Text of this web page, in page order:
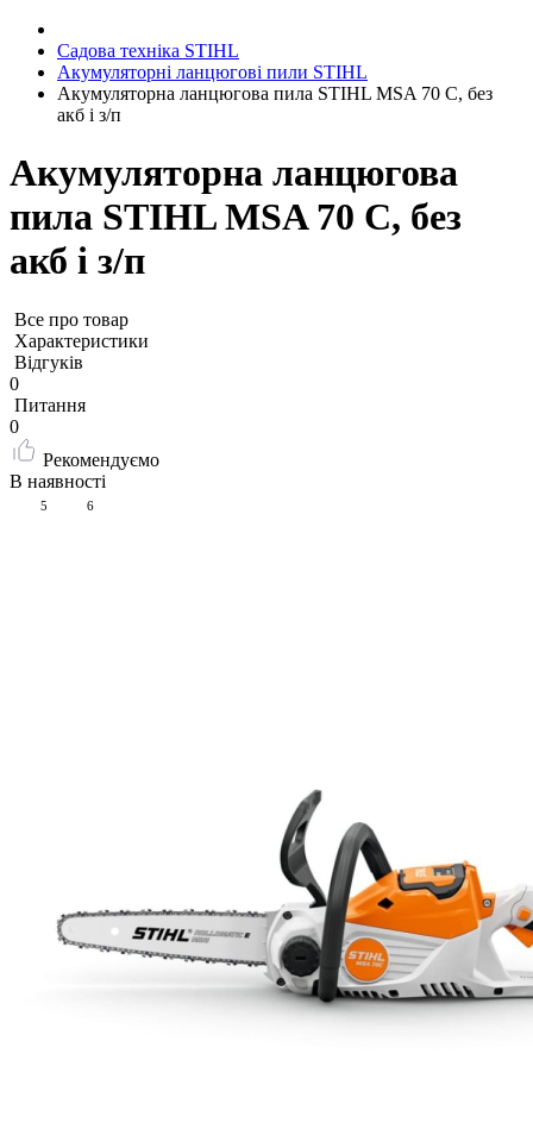
Садова техніка STIHL
Акумуляторні ланцюгові пили STIHL
Акумуляторна ланцюгова пила STIHL MSA 70 C, без
акб і з/п
Акумуляторна ланцюгова
пила STIHL MSA 70 C, без
акб і з/п
Все про товар
Характеристики
Відгуків
0
Питання
0
Рекомендуємо
В наявності
5 6